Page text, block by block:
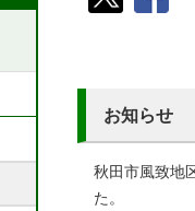
お知らせ
秋田市風致地
た。